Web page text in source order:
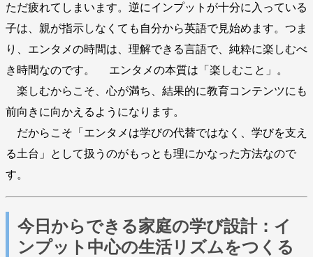
ただ疲れてしまいます。逆にインプットが十分に入っている
子は、親が指示しなくても自分から英語で見始めます。つま
り、エンタメの時間は、理解できる言語で、純粋に楽しむべ
き時間なのです。 エンタメの本質は「楽しむこと」。
楽しむからこそ、心が満ち、結果的に教育コンテンツにも
前向きに向かえるようになります。
だからこそ「エンタメは学びの代替ではなく、学びを支え
る土台」として扱うのがもっとも理にかなった方法なので
す。
今日からできる家庭の学び設計：イ
ンプット中心の生活リズムをつくる